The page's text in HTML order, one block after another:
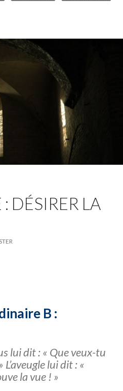
DÉSIRER LA
B :
lui dit : « Que veux-tu
lui dit : «
la vue ! »